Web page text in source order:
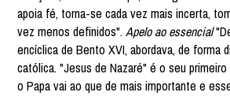
apoia fé, torna-se cada vez mais incerta,
vez menos definidos".Apelo ao essencial
encíclica de Bento XVI, abordava, de forma
católica. "Jesus de Nazaré" é o seu
o Papa vai ao que de mais importante e